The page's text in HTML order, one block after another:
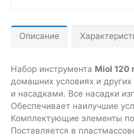
Описание
Набор инструмента Miol 120
домашних условиях и
и насадками. Все насадки
Обеспечивает наилучшие
Комплектующие элементы
Поставляется в